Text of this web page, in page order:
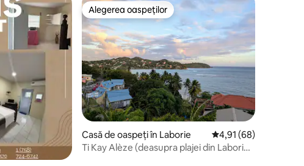
Alegerea oaspeților
Alegerea oaspeților
Casă de oaspeți în Laborie Scor mediu de 4,91
4,91 (68)
Ti Kay Alèze (deasupra plajei din Laborie,